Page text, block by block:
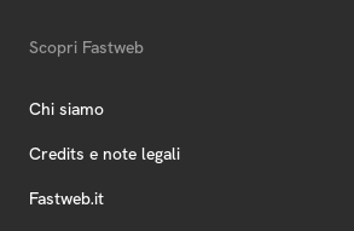
Scopri Fastweb
Chi siamo
Credits e note legali
Fastweb.it